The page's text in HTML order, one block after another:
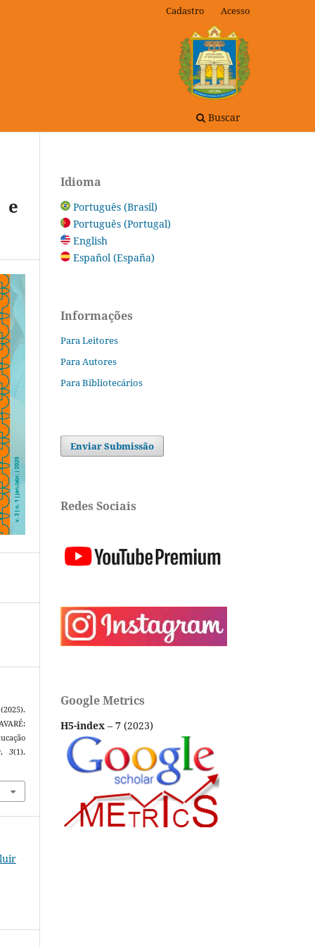
Buscar
Cadastro Acesso
e
, 3(1).
Idioma
Português (Brasil)
Português (Portugal)
English
Español (España)
Informações
Para Leitores
Para Autores
Para Bibliotecários
Enviar Submissão
Redes Sociais
Google Metrics
H5-index – 7 (2023)